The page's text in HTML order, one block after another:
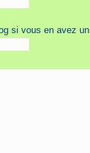
si vous en avez un